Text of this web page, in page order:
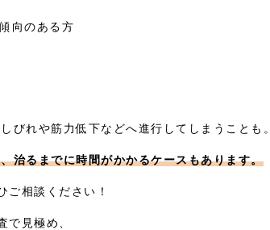
向のある方
びれや筋力低下などへ進行してしまうことも。
治るまでに時間がかかるケースもあります。
ご相談ください！
で見極め、